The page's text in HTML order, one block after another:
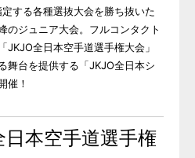
する各種選抜大会を勝ち抜いた
のジュニア大会。フルコンタクト
JKJO全日本空手道選手権大会」
舞台を提供する「JKJO全日本シ
催！
本空手道選手権